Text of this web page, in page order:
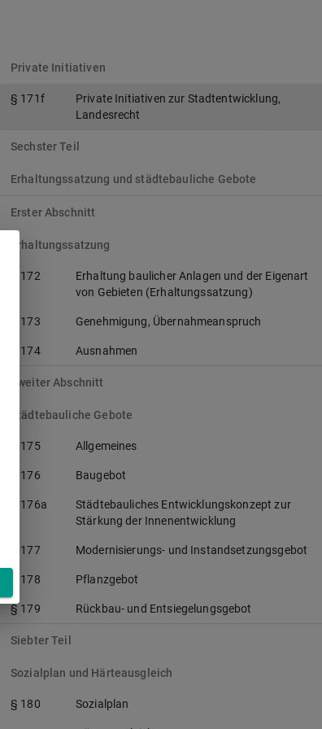
Private Initiativen
§ 171f
Private Initiativen zur Stadtentwicklung,
Landesrecht
Sechster Teil
Erhaltungssatzung und städtebauliche Gebote
Erster Abschnitt
Erhaltungssatzung
§ 172
Erhaltung baulicher Anlagen und der Eigenart
von Gebieten (Erhaltungssatzung)
§ 173 Genehmigung, Übernahmeanspruch
§ 174 Ausnahmen
Zweiter Abschnitt
Städtebauliche Gebote
§ 175 Allgemeines
§ 176 Baugebot
§ 176a
Städtebauliches Entwicklungskonzept zur
Stärkung der Innenentwicklung
§ 177 Modernisierungs- und Instandsetzungsgebot
§ 178 Pflanzgebot
§ 179 Rückbau- und Entsiegelungsgebot
Siebter Teil
Sozialplan und Härteausgleich
§ 180 Sozialplan